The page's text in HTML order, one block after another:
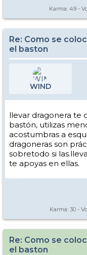
Karma: 49 -
Re: Como se
el baston
WIND
llevar dragonera te
bastón, utilizas
acostumbras a
dragoneras son
sobretodo si
te apoyas en ellas.
Karma: 30 -
Re: Como se
el baston